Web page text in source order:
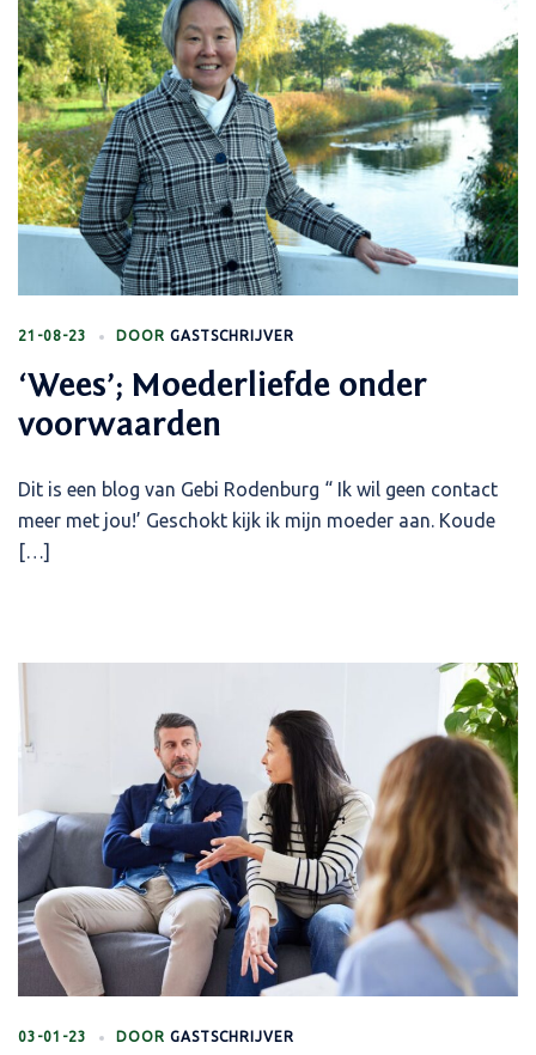
21-08-23 DOOR GASTSCHRIJVER
‘Wees’; Moederliefde onder
voorwaarden
Dit is een blog van Gebi Rodenburg “ Ik wil geen contact
meer met jou!’ Geschokt kijk ik mijn moeder aan. Koude
[…]
03-01-23 DOOR GASTSCHRIJVER